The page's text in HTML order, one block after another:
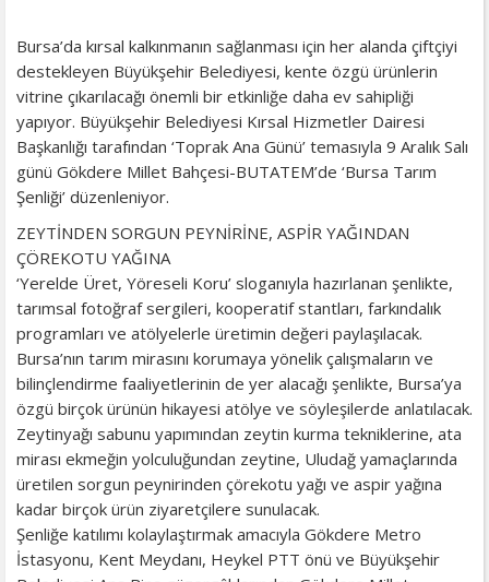
Bursa’da kırsal kalkınmanın sağlanması için her alanda çiftçiyi
destekleyen Büyükşehir Belediyesi, kente özgü ürünlerin
vitrine çıkarılacağı önemli bir etkinliğe daha ev sahipliği
yapıyor. Büyükşehir Belediyesi Kırsal Hizmetler Dairesi
Başkanlığı tarafından ‘Toprak Ana Günü’ temasıyla 9 Aralık Salı
günü Gökdere Millet Bahçesi-BUTATEM’de ‘Bursa Tarım
Şenliği’ düzenleniyor.
ZEYTİNDEN SORGUN PEYNİRİNE, ASPİR YAĞINDAN
ÇÖREKOTU YAĞINA
‘Yerelde Üret, Yöreseli Koru’ sloganıyla hazırlanan şenlikte,
tarımsal fotoğraf sergileri, kooperatif stantları, farkındalık
programları ve atölyelerle üretimin değeri paylaşılacak.
Bursa’nın tarım mirasını korumaya yönelik çalışmaların ve
bilinçlendirme faaliyetlerinin de yer alacağı şenlikte, Bursa’ya
özgü birçok ürünün hikayesi atölye ve söyleşilerde anlatılacak.
Zeytinyağı sabunu yapımından zeytin kurma tekniklerine, ata
mirası ekmeğin yolculuğundan zeytine, Uludağ yamaçlarında
üretilen sorgun peynirinden çörekotu yağı ve aspir yağına
kadar birçok ürün ziyaretçilere sunulacak.
Şenliğe katılımı kolaylaştırmak amacıyla Gökdere Metro
İstasyonu, Kent Meydanı, Heykel PTT önü ve Büyükşehir